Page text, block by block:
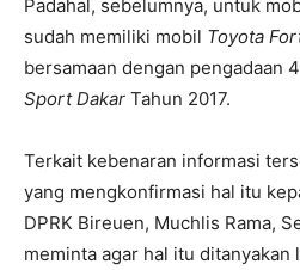
Padahal, sebelumnya, untuk
sudah memiliki mobil Toyota
bersamaan dengan pengadaan
Sport Dakar Tahun 2017.
Terkait kebenaran informasi
yang mengkonfirmasi hal itu
DPRK Bireuen, Muchlis Rama,
meminta agar hal itu ditanyakan